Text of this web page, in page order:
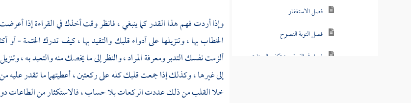
فصل الاستغفار
فصل التوبة النصوح
فصل في الفرق بين تكفير السيئات
وإذا أردت فهم هذا القدر كما ينبغي ، فانظر وقت أخذك في القراءة إذا
الخطاب بها ، وتنزيلها على أدواء قلبك والتقيد بها ، كيف تدرك الختمة - أو
ألزمت نفسك التدبر ومعرفة المراد ، والنظر إلى ما يخصك منه والتعبد به ،
إلى غيرها ، وكذلك إذا جمعت قلبك كله على ركعتين ، أعطيتهما ما تقدر عليه
خلا القلب من ذلك عددت الركعات بلا حساب ، فالاستكثار من الطاعات دون